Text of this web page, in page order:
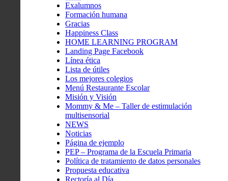
Exalumnos
Formación humana
Gracias
Happiness Class
HOME LEARNING PROGRAM
Landing Page Facebook
Línea ética
Lista de útiles
Los mejores colegios
Menú Restaurante Escolar
Misión y Visión
Mommy & Me – Taller de estimulación
multisensorial
NEWS
Noticias
Página de ejemplo
PEP – Programa de la Escuela Primaria
Política de tratamiento de datos personales
Propuesta educativa
Rectoría al Día